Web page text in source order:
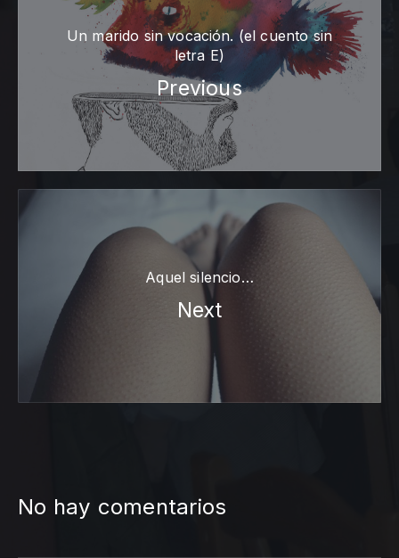
Un marido sin vocación. (el cuento sin
letra E)
Previous
Aquel silencio…
Next
No hay comentarios